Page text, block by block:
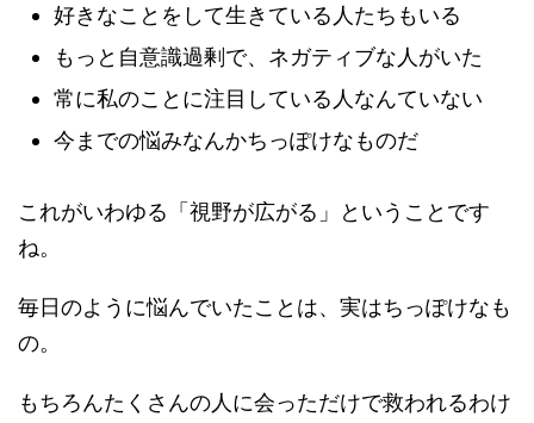
好きなことをして生きている人たちもいる
もっと自意識過剰で、ネガティブな人がいた
常に私のことに注目している人なんていない
今までの悩みなんかちっぽけなものだ
これがいわゆる「視野が広がる」ということです
ね。
毎日のように悩んでいたことは、実はちっぽけなも
の。
もちろんたくさんの人に会っただけで救われるわけ